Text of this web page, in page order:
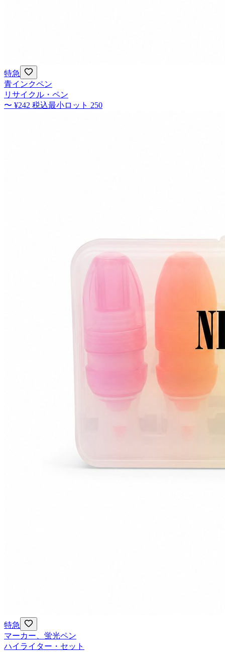
特急
青インクペン
リサイクル・ペン
〜 ¥242 税込最小ロット 250
特急
マーカー、蛍光ペン
ハイライター・セット